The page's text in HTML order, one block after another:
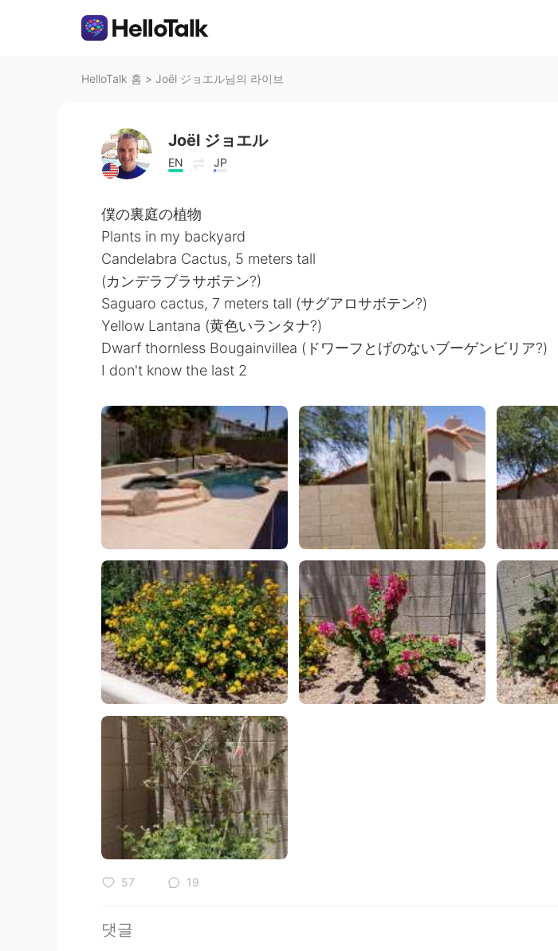
HelloTalk 홈 > Joël ジョエル님의 라이브
Joël ジョエル
EN JP
僕の裏庭の植物
Plants in my backyard
Candelabra Cactus, 5 meters tall
(カンデラブラサボテン?)
Saguaro cactus, 7 meters tall (サグアロサボテン?)
Yellow Lantana (黄色いランタナ?)
Dwarf thornless Bougainvillea (ドワーフとげのないブーゲンビリア?)
I don't know the last 2
57 19
댓글